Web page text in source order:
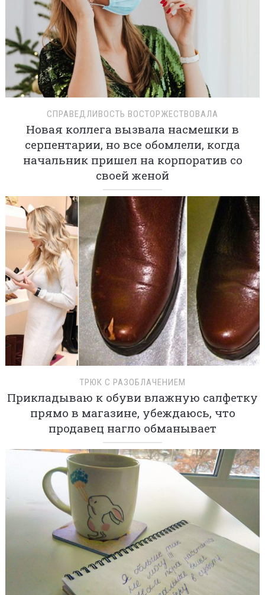
СПРАВЕДЛИВОСТЬ ВОСТОРЖЕСТВОВАЛА
Новая коллега вызвала насмешки в
серпентарии, но все обомлели, когда
начальник пришел на корпоратив со
своей женой
ТРЮК С РАЗОБЛАЧЕНИЕМ
Прикладываю к обуви влажную салфетку
прямо в магазине, убеждаюсь, что
продавец нагло обманывает